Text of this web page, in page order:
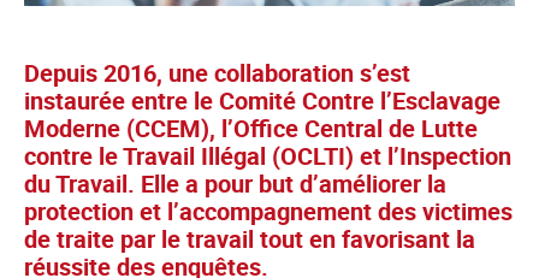
Depuis 2016, une collaboration s’est
instaurée entre le Comité Contre l’Esclavage
Moderne (CCEM), l’Office Central de Lutte
contre le Travail Illégal (OCLTI) et l’Inspection
du Travail. Elle a pour but d’améliorer la
protection et l’accompagnement des victimes
de traite par le travail tout en favorisant la
réussite des enquêtes.